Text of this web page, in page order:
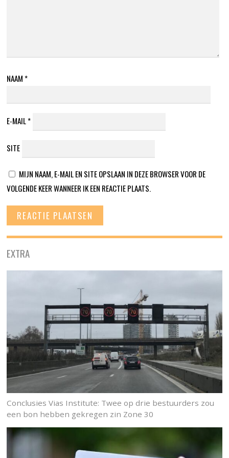
NAAM *
E-MAIL*
SITE
MIJN NAAM, E-MAIL EN SITE OPSLAAN IN DEZE BROWSER VOOR DE
VOLGENDE KEER WANNEER IK EEN REACTIE PLAATS.
EXTRA
Conclusies Vias Institute: Twee op drie bestuurders zou
een bon hebben gekregen zin Zone 30